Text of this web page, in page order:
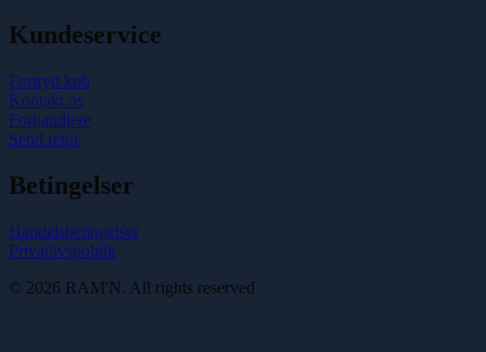
Kundeservice
Fortryd køb
Kontakt os
Forhandlere
Send retur
Betingelser
Handelsbetingelser
Privatlivspolitik
© 2026 RAM'N. All rights reserved